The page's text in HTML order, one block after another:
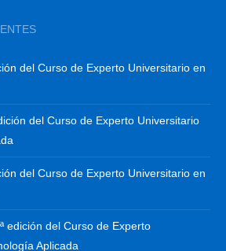
del Curso de Experto Universitario en
del Curso de Experto Universitario
del Curso de Experto Universitario en
edición del Curso de Experto
Aplicada